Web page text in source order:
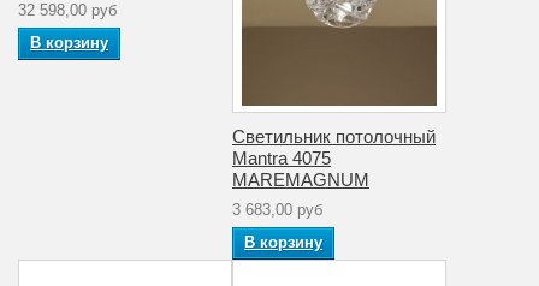
32 598,00 руб
В корзину
Светильник потолочный
Mantra 4075
MAREMAGNUM
3 683,00 руб
В корзину